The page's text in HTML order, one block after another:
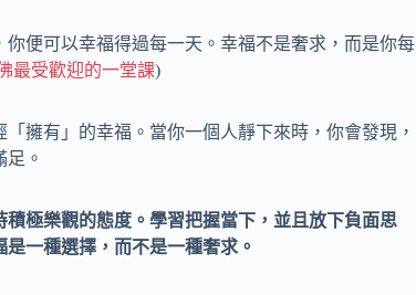
便可以幸福得過每一天。幸福不是奢求，而是你每
最受歡迎的一堂課)
擁有」的幸福。當你一個人靜下來時，你會發現，
。
極樂觀的態度。學習把握當下，並且放下負面思
一種選擇，而不是一種奢求。